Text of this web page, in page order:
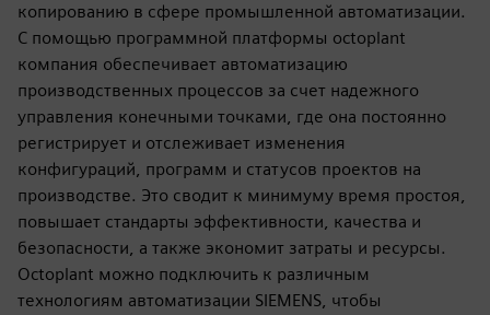
копированию в сфере промышленной автоматизации.
С помощью программной платформы octoplant
компания обеспечивает автоматизацию
производственных процессов за счет надежного
управления конечными точками, где она постоянно
регистрирует и отслеживает изменения
конфигураций, программ и статусов проектов на
производстве. Это сводит к минимуму время простоя,
повышает стандарты эффективности, качества и
безопасности, а также экономит затраты и ресурсы.
Octoplant можно подключить к различным
технологиям автоматизации SIEMENS, чтобы